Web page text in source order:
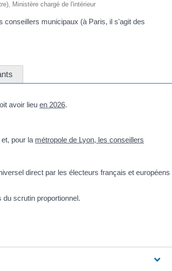
Ministère chargé de l'intérieur
conseillers municipaux (à Paris, il s'agit des
avoir lieu en 2026.
et, pour la métropole de Lyon, les conseillers
direct par les électeurs français et européens
scrutin proportionnel.